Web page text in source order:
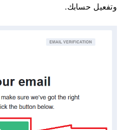
وتفعيل حسابك.